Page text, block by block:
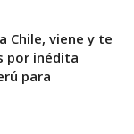
Chile, viene y te
por inédita
para